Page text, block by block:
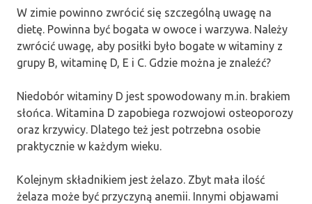
W zimie powinno zwrócić się szczególną uwagę na
dietę. Powinna być bogata w owoce i warzywa. Należy
zwrócić uwagę, aby posiłki było bogate w witaminy z
grupy B, witaminę D, E i C. Gdzie można je znaleźć?
Niedobór witaminy D jest spowodowany m.in. brakiem
słońca. Witamina D zapobiega rozwojowi osteoporozy
oraz krzywicy. Dlatego też jest potrzebna osobie
praktycznie w każdym wieku.
Kolejnym składnikiem jest żelazo. Zbyt mała ilość
żelaza może być przyczyną anemii. Innymi objawami